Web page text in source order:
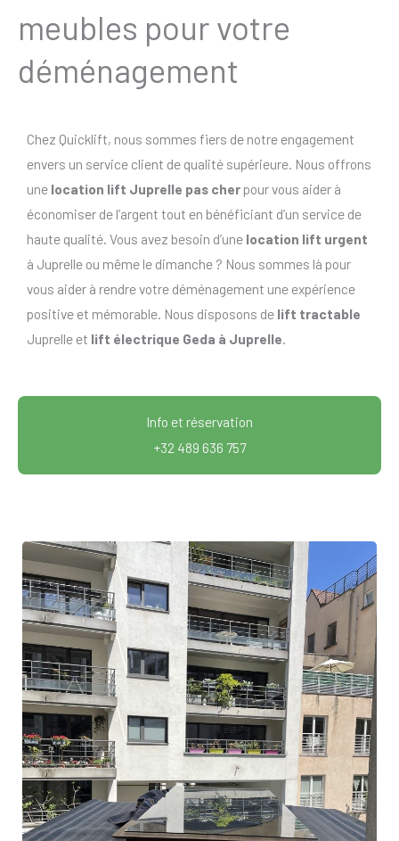
meubles pour votre
déménagement
Chez Quicklift, nous sommes fiers de notre engagement
envers un service client de qualité supérieure. Nous offrons
une location lift Juprelle pas cher pour vous aider à
économiser de l’argent tout en bénéficiant d’un service de
haute qualité. Vous avez besoin d’une location lift urgent
à Juprelle ou même le dimanche ? Nous sommes là pour
vous aider à rendre votre déménagement une expérience
positive et mémorable. Nous disposons de lift tractable
Juprelle et lift électrique Geda à Juprelle.
Info et réservation
+32 489 636 757